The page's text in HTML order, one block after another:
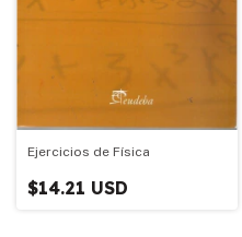
Ejercicios de Física
$14.21 USD